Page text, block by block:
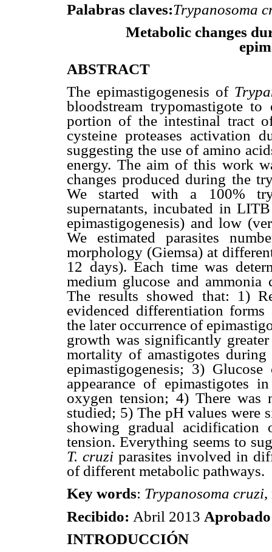
Palabras claves:Trypanosoma
Metabolic changes
ABSTRACT
The epimastigogenesis of
bloodstream trypomastigote
portion of the intestinal tract
cysteine proteases activation
suggesting the use of amino
energy. The aim of this work
changes produced during the
We started with a 100%
supernatants, incubated in
epimastigogenesis) and low
We estimated parasites
morphology (Giemsa) at
12 days). Each time was
medium glucose and
The results showed that: 1)
evidenced differentiation
the later occurrence of
growth was significantly
mortality of amastigotes
epimastigogenesis; 3)
appearance of epimastigotes
oxygen tension; 4) There was
studied; 5) The pH values
showing gradual
tension. Everything seems to
T. cruzi parasites involved in
of different metabolic pathways.
Key words: Trypanosoma cruzi,
Recibido: Abril 2013
INTRODUCCIÓN